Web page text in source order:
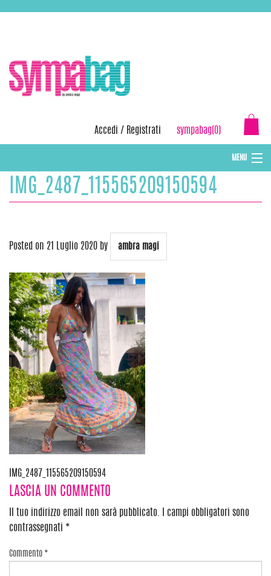
Accedi / Registrati sympabag(0)
MENU
CAPPELLI INVERNALI DONNA
IMG_2487_115565209150594
Posted on 21 Luglio 2020 by ambra magi
Navigazione
articoli
IMG_2487_115565209150594
LASCIA UN COMMENTO
Il tuo indirizzo email non sarà pubblicato.
I campi obbligatori sono
contrassegnati *
Commento *